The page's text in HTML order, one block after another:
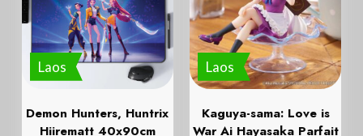
Laos
Demon Hunters, Huntrix
Hiirematt 40x90cm
Laos
Kaguya-sama: Love is
War Ai Hayasaka Parfait